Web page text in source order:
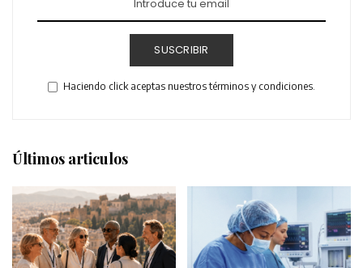
SUSCRIBIR
Haciendo click aceptas nuestros términos y condiciones.
Últimos articulos